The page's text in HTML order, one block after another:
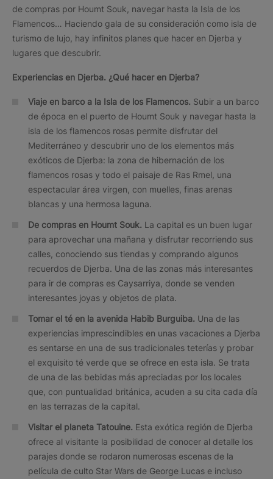
de compras por Houmt Souk, navegar hasta la Isla de los
Flamencos… Haciendo gala de su consideración como isla de
turismo de lujo, hay infinitos planes que hacer en Djerba y
lugares que descubrir.
Experiencias en Djerba. ¿Qué hacer en Djerba?
Viaje en barco a la Isla de los Flamencos. Subir a un barco
de época en el puerto de Houmt Souk y navegar hasta la
isla de los flamencos rosas permite disfrutar del
Mediterráneo y descubrir uno de los elementos más
exóticos de Djerba: la zona de hibernación de los
flamencos rosas y todo el paisaje de Ras Rmel, una
espectacular área virgen, con muelles, finas arenas
blancas y una hermosa laguna.
De compras en Houmt Souk. La capital es un buen lugar
para aprovechar una mañana y disfrutar recorriendo sus
calles, conociendo sus tiendas y comprando algunos
recuerdos de Djerba. Una de las zonas más interesantes
para ir de compras es Caysarriya, donde se venden
interesantes joyas y objetos de plata.
Tomar el té en la avenida Habib Burguiba. Una de las
experiencias imprescindibles en unas vacaciones a Djerba
es sentarse en una de sus tradicionales teterías y probar
el exquisito té verde que se ofrece en esta isla. Se trata
de una de las bebidas más apreciadas por los locales
que, con puntualidad británica, acuden a su cita cada día
en las terrazas de la capital.
Visitar el planeta Tatouine. Esta exótica región de Djerba
ofrece al visitante la posibilidad de conocer al detalle los
parajes donde se rodaron numerosas escenas de la
película de culto Star Wars de George Lucas e incluso